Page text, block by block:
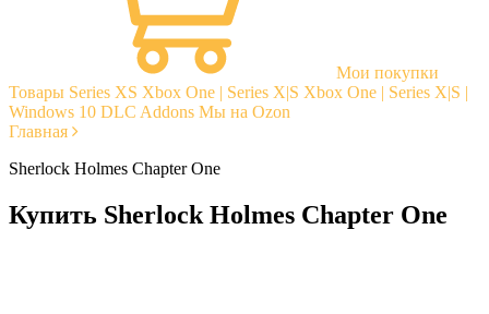
Мои покупки
Товары Series XS Xbox One | Series X|S Xbox One | Series X|S |
Windows 10 DLC Addons Мы на Ozon
Главная
Sherlock Holmes Chapter One
Купить Sherlock Holmes Chapter One